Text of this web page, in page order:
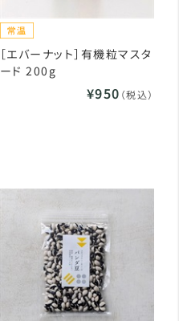
［エバーナット］有機粒マスタ
ード 200g
¥950 （税込）